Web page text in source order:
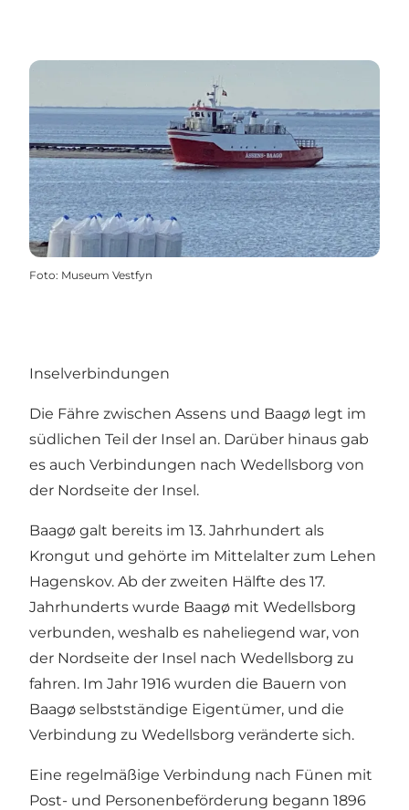
Foto: Museum Vestfyn
Inselverbindungen
Die Fähre zwischen Assens und Baagø legt im
südlichen Teil der Insel an. Darüber hinaus gab
es auch Verbindungen nach Wedellsborg von
der Nordseite der Insel.
Baagø galt bereits im 13. Jahrhundert als
Krongut und gehörte im Mittelalter zum Lehen
Hagenskov. Ab der zweiten Hälfte des 17.
Jahrhunderts wurde Baagø mit Wedellsborg
verbunden, weshalb es naheliegend war, von
der Nordseite der Insel nach Wedellsborg zu
fahren. Im Jahr 1916 wurden die Bauern von
Baagø selbstständige Eigentümer, und die
Verbindung zu Wedellsborg veränderte sich.
Eine regelmäßige Verbindung nach Fünen mit
Post- und Personenbeförderung begann 1896